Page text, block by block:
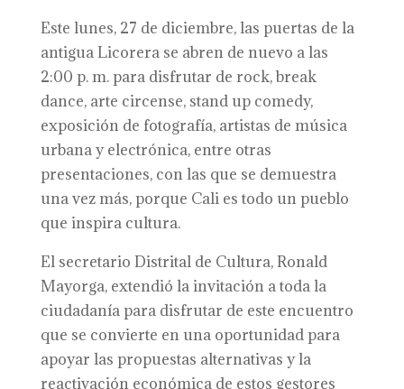
Este lunes, 27 de diciembre, las puertas de la
antigua Licorera se abren de nuevo a las
2:00 p. m. para disfrutar de rock, break
dance, arte circense, stand up comedy,
exposición de fotografía, artistas de música
urbana y electrónica, entre otras
presentaciones, con las que se demuestra
una vez más, porque Cali es todo un pueblo
que inspira cultura.
El secretario Distrital de Cultura, Ronald
Mayorga, extendió la invitación a toda la
ciudadanía para disfrutar de este encuentro
que se convierte en una oportunidad para
apoyar las propuestas alternativas y la
reactivación económica de estos gestores